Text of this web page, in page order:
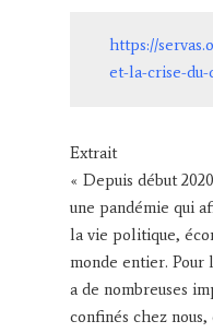
https://
et-la-crise-
Extrait
« Depuis début
une pandémie qui
la vie politique,
monde entier. Pour
a de nombreuses
confinés chez